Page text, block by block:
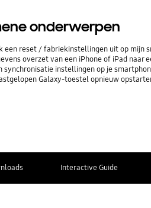
onderwerpen
een reset / fabriekinstellingen uit op mijn
overzet van een iPhone of iPad
synchronisatie instellingen op je
Galaxy-toestel opnieuw
Interactive Guide